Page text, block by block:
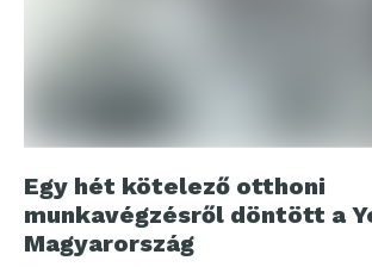
Egy hét kötelező otthoni
munkavégzésről döntött a
Magyarország